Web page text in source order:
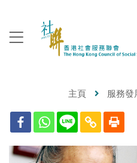
主頁 服務發